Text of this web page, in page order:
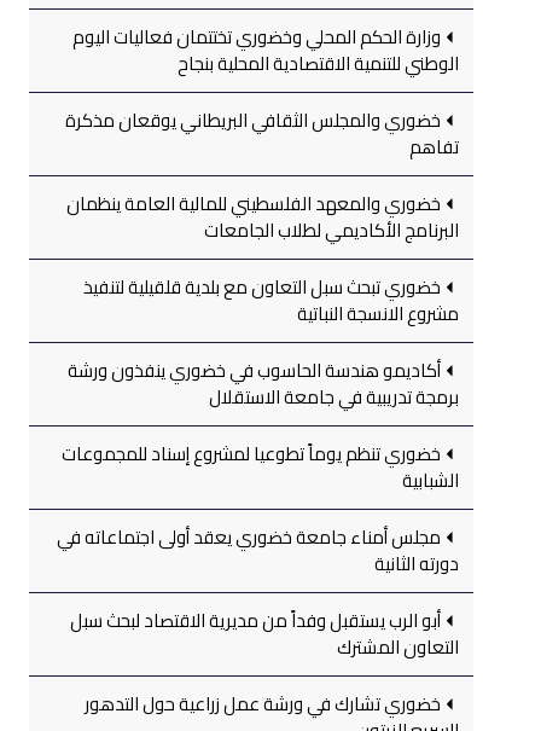
وزارة الحكم المحلي وخضوري تختتمان فعاليات اليوم
الوطني للتنمية الاقتصادية المحلية بنجاح
خضوري والمجلس الثقافي البريطاني يوقعان مذكرة
تفاهم
خضوري والمعهد الفلسطيني للمالية العامة ينظمان
البرنامج الأكاديمي لطلاب الجامعات
خضوري تبحث سبل التعاون مع بلدية قلقيلية لتنفيذ
مشروع الانسجة النباتية
أكاديمو هندسة الحاسوب في خضوري ينفذون ورشة
برمجة تدريبية في جامعة الاستقلال
خضوري تنظم يوماً تطوعيا لمشروع إسناد للمجموعات
الشبابية
مجلس أمناء جامعة خضوري يعقد أولى اجتماعاته في
دورته الثانية
أبو الرب يستقبل وفداً من مديرية الاقتصاد لبحث سبل
التعاون المشترك
خضوري تشارك في ورشة عمل زراعية حول التدهور